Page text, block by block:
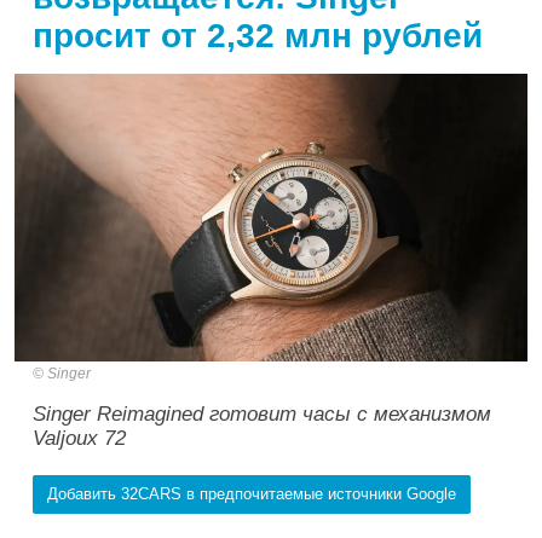
просит от 2,32 млн рублей
Singer
Singer Reimagined готовит часы с механизмом
Valjoux 72
Добавить 32CARS в предпочитаемые источники Google